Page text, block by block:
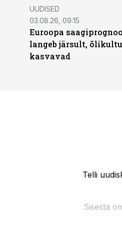
UUDISED
03.08.26, 09:15
Euroopa
langeb järsult,
kasvavad
Telli